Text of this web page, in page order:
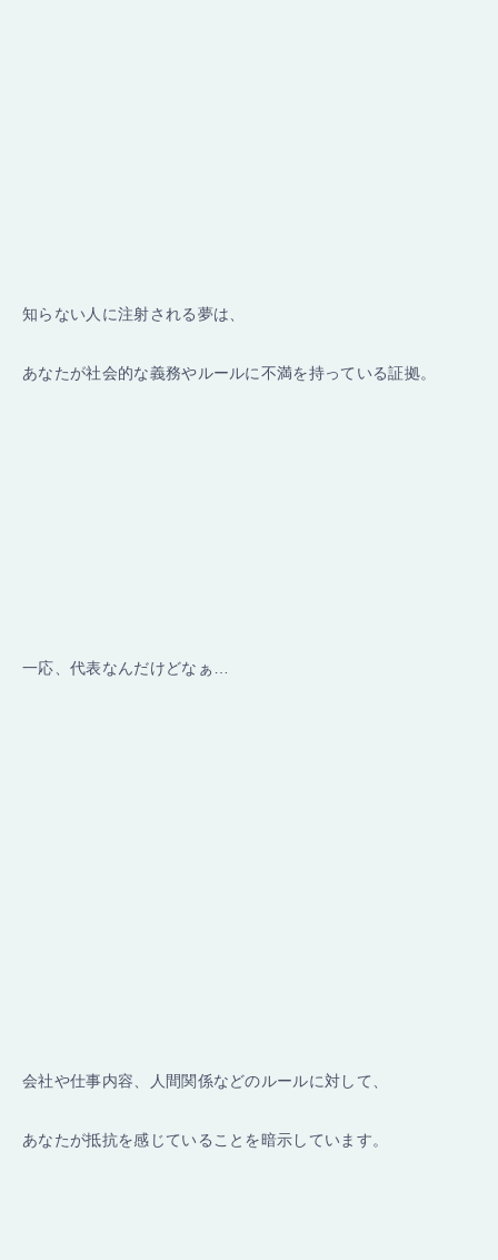
知らない人に注射される夢は、
あなたが社会的な義務やルールに不満を持っている証拠。
一応、代表なんだけどなぁ…
会社や仕事内容、人間関係などのルールに対して、
あなたが抵抗を感じていることを暗示しています。